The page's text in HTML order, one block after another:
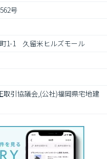
号
1-1　久留米ヒルズモール
取引協議会,(公社)福岡県宅地建